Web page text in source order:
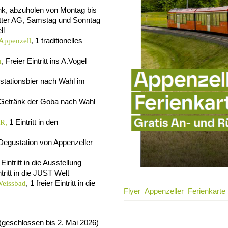
abzuholen von Montag bis
AG, Samstag und Sonntag
, 1 traditionelles
, Freier Eintritt ins A.Vogel
nach Wahl im
der Goba nach Wahl
, 1 Eintritt in den
von Appenzeller
in die Ausstellung
in die JUST Welt
, 1 freier Eintritt in die
bis 2. Mai 2026)